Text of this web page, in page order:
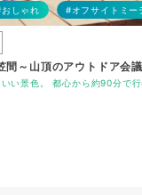
しゃれ #オフサイトミー
間～山頂のアウトドア会
い景色。 都心から約90分で